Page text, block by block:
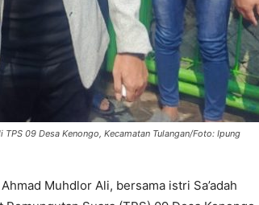
09 Desa Kenongo, Kecamatan Tulangan/Foto: Ipung
Muhdlor Ali, bersama istri Sa’adah